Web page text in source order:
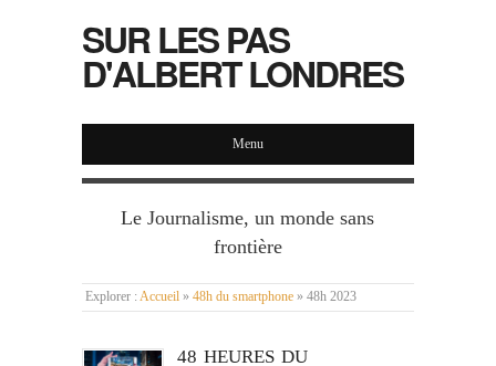
SUR LES PAS
D'ALBERT LONDRES
Menu
Le Journalisme, un monde sans
frontière
Explorer : Accueil » 48h du smartphone » 48h 2023
48 HEURES DU